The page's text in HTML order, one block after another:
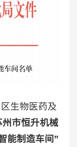
生物医药及
州市恒升机械
能制造车间”